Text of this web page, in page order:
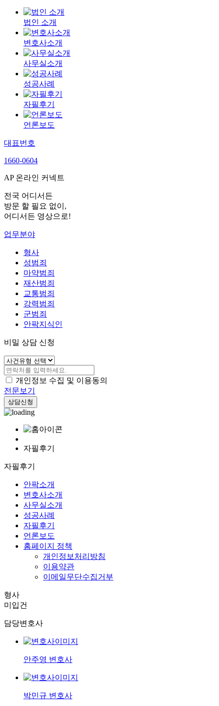
법인 소개
변호사소개
사무실소개
성공사례
자필후기
언론보도
대표번호
1660-0604
AP 온라인 커넥트
전국 어디서든
방문 할 필요 없이,
어디서든 영상으로!
업무분야
형사
성범죄
마약범죄
재산범죄
교통범죄
강력범죄
군범죄
안팍지식인
비밀 상담 신청
개인정보 수집 및 이용동의
전문보기
상담신청
자필후기
자필후기
안팍소개
변호사소개
사무실소개
성공사례
자필후기
언론보도
홈페이지 정책
개인정보처리방침
이용약관
이메일무단수집거부
형사
미입건
담당변호사
안주영 변호사
박민규 변호사